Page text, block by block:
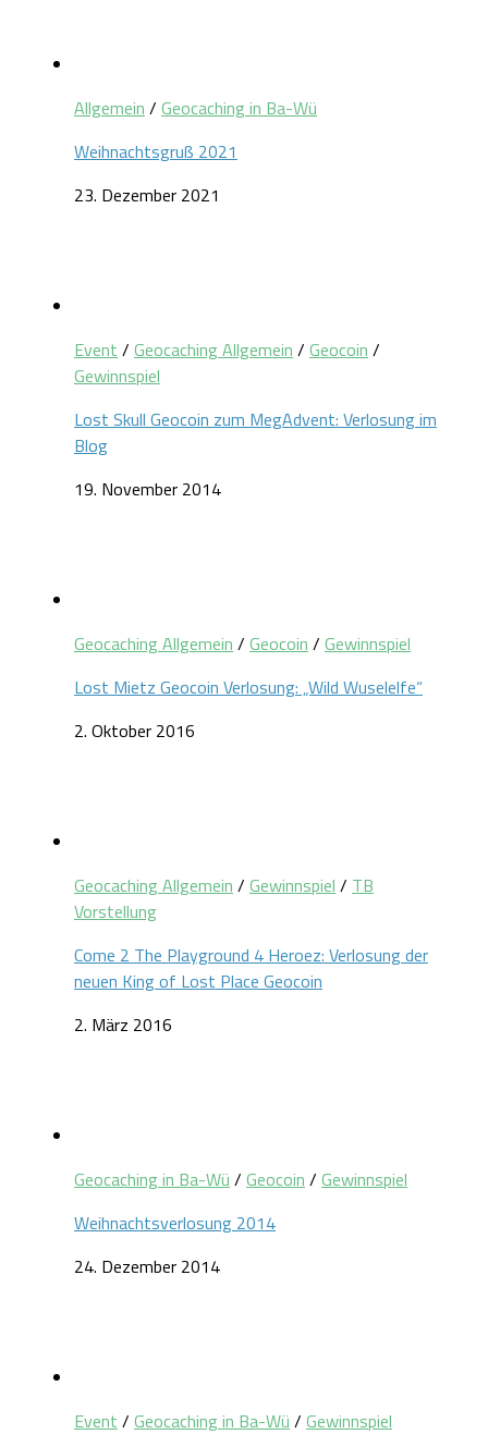
Allgemein / Geocaching in Ba-Wü
Weihnachtsgruß 2021
23. Dezember 2021
Event / Geocaching Allgemein / Geocoin /
Gewinnspiel
Lost Skull Geocoin zum MegAdvent: Verlosung im
Blog
19. November 2014
Geocaching Allgemein / Geocoin / Gewinnspiel
Lost Mietz Geocoin Verlosung: „Wild Wuselelfe“
2. Oktober 2016
Geocaching Allgemein / Gewinnspiel / TB
Vorstellung
Come 2 The Playground 4 Heroez: Verlosung der
neuen King of Lost Place Geocoin
2. März 2016
Geocaching in Ba-Wü / Geocoin / Gewinnspiel
Weihnachtsverlosung 2014
24. Dezember 2014
Event / Geocaching in Ba-Wü / Gewinnspiel